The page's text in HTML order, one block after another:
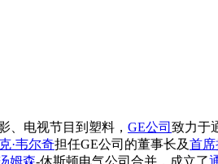
、电视节目到塑料， GE公司 致力于
·韦尔奇担任GE公司的董事长及首席
姆森-休斯顿电气公司合并，成立了